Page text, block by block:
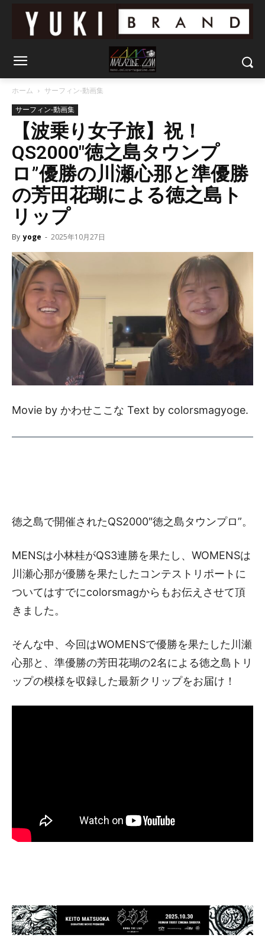
ホーム
サーフィン-動画集
サーフィン-動画集
【波乗り女子旅】祝！
QS2000″徳之島タウンプ
ロ”優勝の川瀬心那と準優勝
の芳田花瑚による徳之島ト
リップ
By yoge - 2025年10月27日
Movie by かわせここな Text by colorsmagyoge.
徳之島で開催されたQS2000″徳之島タウンプロ”。
MENSは小林桂がQS3連勝を果たし、WOMENSは
川瀬心那が優勝を果たしたコンテストリポートに
ついてはすでにcolorsmagからもお伝えさせて頂
きました。
そんな中、今回はWOMENSで優勝を果たした川瀬
心那と、準優勝の芳田花瑚の2名による徳之島トリ
ップの模様を収録した最新クリップをお届け！